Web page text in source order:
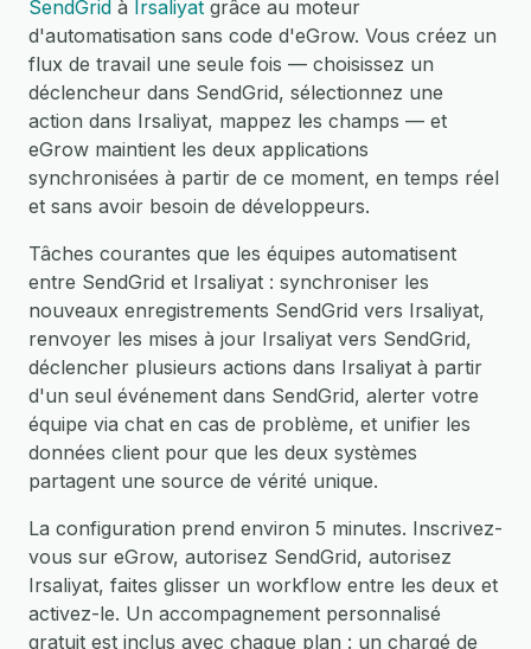
SendGrid à Irsaliyat grâce au moteur
d'automatisation sans code d'eGrow. Vous créez un
flux de travail une seule fois — choisissez un
déclencheur dans SendGrid, sélectionnez une
action dans Irsaliyat, mappez les champs — et
eGrow maintient les deux applications
synchronisées à partir de ce moment, en temps réel
et sans avoir besoin de développeurs.
Tâches courantes que les équipes automatisent
entre SendGrid et Irsaliyat : synchroniser les
nouveaux enregistrements SendGrid vers Irsaliyat,
renvoyer les mises à jour Irsaliyat vers SendGrid,
déclencher plusieurs actions dans Irsaliyat à partir
d'un seul événement dans SendGrid, alerter votre
équipe via chat en cas de problème, et unifier les
données client pour que les deux systèmes
partagent une source de vérité unique.
La configuration prend environ 5 minutes. Inscrivez-
vous sur eGrow, autorisez SendGrid, autorisez
Irsaliyat, faites glisser un workflow entre les deux et
activez-le. Un accompagnement personnalisé
gratuit est inclus avec chaque plan : un chargé de